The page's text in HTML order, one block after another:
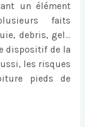
un élément
faits
debris, gel…
dispositif de la
les risques
pieds de